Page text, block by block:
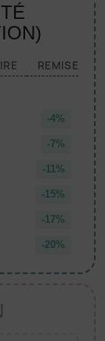
REMISE
-4%
-7%
-11%
-15%
-17%
-20%